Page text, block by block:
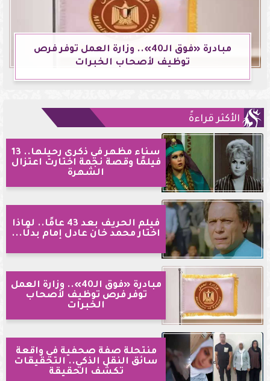
مبادرة «فوق الـ40».. وزارة العمل توفر فرص
توظيف لأصحاب الخبرات
الأكثر قراءةً
سناء مظهر في ذكرى رحيلها.. 13
فيلمًا وقصة نجمة اختارت اعتزال
الشهرة
فيلم الحريف بعد 43 عامًا.. لماذا
اختار محمد خان عادل إمام بدلًا...
مبادرة «فوق الـ40».. وزارة العمل
توفر فرص توظيف لأصحاب
الخبرات
منتحلة صفة صحفية في واقعة
سائق النقل الذكي.. التحقيقات
تكشف الحقيقة